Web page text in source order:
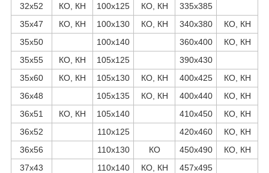
32х52
КО, КН 100х125 КО, КН
335х385
35х47
КО, КН 100х130 КО, КН 340х380
КО, КН
35х50
100х140 360х400
КО, КН
35х55
КО, КН 105х125
390х430
35х60
КО, КН 105х130 КО, КН 400х425
КО, КН
36х48
105х135 КО, КН 400х440
КО, КН
36х51
КО, КН 105х140 410х450
КО, КН
36х52
110х125 420х460
КО, КН
36х56
110х130 КО 450х490
КО, КН
37х43
110х140 КО, КН
457х495